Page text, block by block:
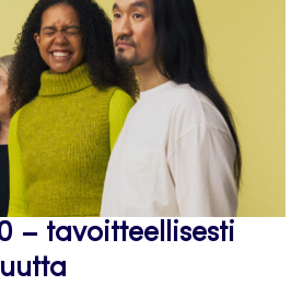
– tavoitteellisesti